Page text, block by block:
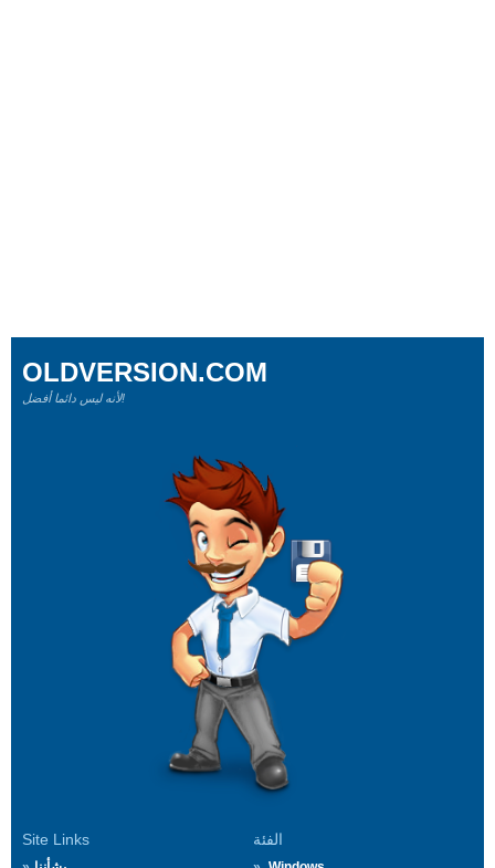
Site Links الفئة
OLDVERSION.COM
لأنه ليس دائما أفضل!